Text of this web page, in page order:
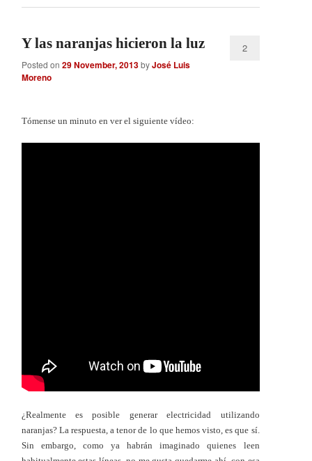
Y las naranjas hicieron la luz
Posted on 29 November, 2013byJosé Luis
Moreno
2
Tómense un minuto en ver el siguiente vídeo:
¿Realmente es posible generar electricidad utilizando
naranjas? La respuesta, a tenor de lo que hemos visto, es que sí.
Sin embargo, como ya habrán imaginado quienes leen